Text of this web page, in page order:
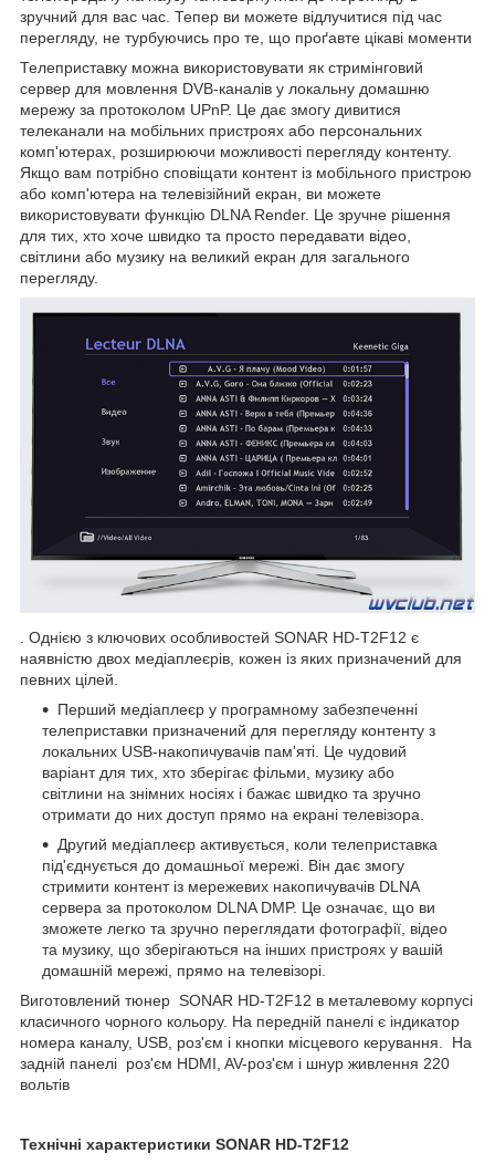
зручний для вас час. Тепер ви можете відлучитися під час
перегляду, не турбуючись про те, що проґавте цікаві моменти
Телеприставку можна використовувати як стримінговий
сервер для мовлення DVB-каналів у локальну домашню
мережу за протоколом UPnP. Це дає змогу дивитися
телеканали на мобільних пристроях або персональних
комп'ютерах, розширюючи можливості перегляду контенту.
Якщо вам потрібно сповіщати контент із мобільного пристрою
або комп'ютера на телевізійний екран, ви можете
використовувати функцію DLNA Render. Це зручне рішення
для тих, хто хоче швидко та просто передавати відео,
світлини або музику на великий екран для загального
перегляду.
. Однією з ключових особливостей SONAR HD-T2F12 є
наявністю двох медіаплеєрів, кожен із яких призначений для
певних цілей.
Перший медіаплеєр у програмному забезпеченні
телеприставки призначений для перегляду контенту з
локальних USB-накопичувачів пам'яті. Це чудовий
варіант для тих, хто зберігає фільми, музику або
світлини на знімних носіях і бажає швидко та зручно
отримати до них доступ прямо на екрані телевізора.
Другий медіаплеєр активується, коли телеприставка
під'єднується до домашньої мережі. Він дає змогу
стримити контент із мережевих накопичувачів DLNA
сервера за протоколом DLNA DMP. Це означає, що ви
зможете легко та зручно переглядати фотографії, відео
та музику, що зберігаються на інших пристроях у вашій
домашній мережі, прямо на телевізорі.
Виготовлений тюнер SONAR HD-T2F12 в металевому корпусі
класичного чорного кольору. На передній панелі є індикатор
номера каналу, USB, роз'єм і кнопки місцевого керування. На
задній панелі роз'єм HDMI, AV-роз'єм і шнур живлення 220
вольтів
Технічні характеристики SONAR HD-T2F12